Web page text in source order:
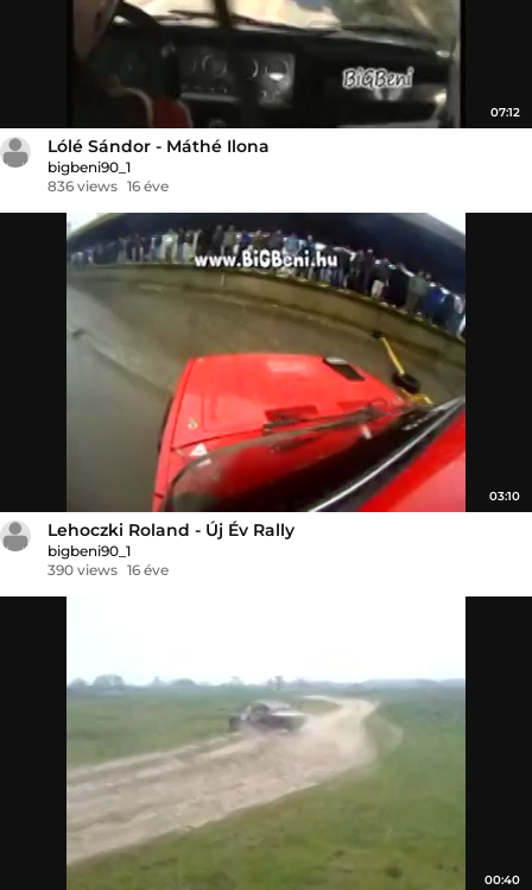
07:12
Lólé Sándor - Máthé Ilona
bigbeni90_1
836 views 16 éve
03:10
Lehoczki Roland - Új Év Rally
bigbeni90_1
390 views 16 éve
00:40